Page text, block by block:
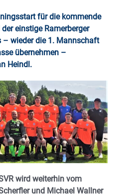
für die kommende
einstige Ramerberger
– wieder die 1. Mannschaft
übernehmen –
Heindl.
wird weiterhin vom
und Michael Wallner